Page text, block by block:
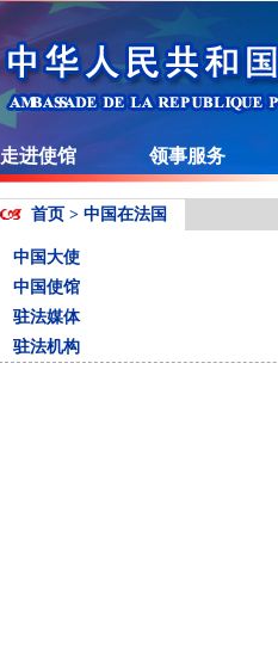
走进使馆 领事服务
首页 > 中国在法国
中国大使
中国使馆
驻法媒体
驻法机构